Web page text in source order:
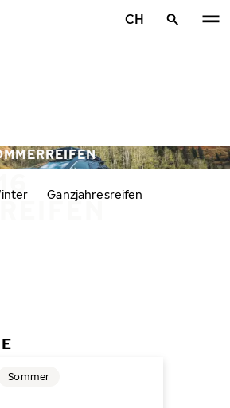
CH
Ganzjahresreifen
Sommer